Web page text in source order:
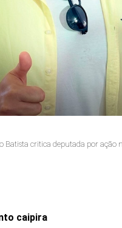
Batista critica deputada por
caipira